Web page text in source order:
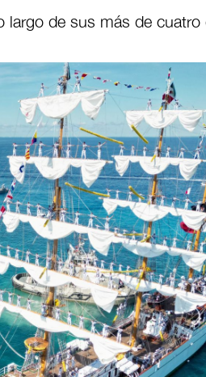
largo de sus más de cuatro